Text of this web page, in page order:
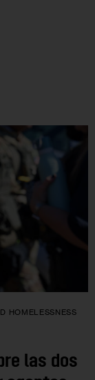
HOMELESSNESS
las dos